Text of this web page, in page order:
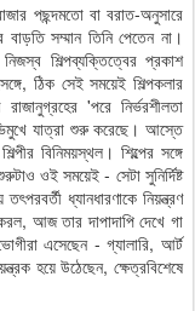
পছন্দমতো বা বরাত-অনুসারে
বাড়তি সম্মান তিনি পেতেন না।
শিল্পব্যক্তিত্বের প্রকাশ
ঠিক সেই সময়েই শিল্পকলার
'পরে নির্ভরশীলতা
যাত্রা শুরু করেছে। আস্তে
বিনিময়স্থল। শিল্পের সঙ্গে
ওই সময়েই - সেটা সুনির্দিষ্ট
ধ্যানধারণাকে নিয়ন্ত্রণ
আজ তার দাপাদাপি দেখে গা
এসেছেন - গ্যালারি, আর্ট
হয়ে উঠেছেন, ক্ষেত্রবিশেষে